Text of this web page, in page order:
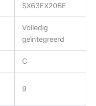
SX63EX20BE
Volledig
geïntegreerd
C
9